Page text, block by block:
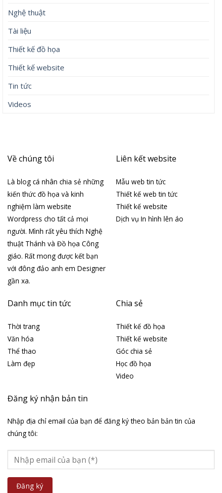
Nghệ thuật
Tài liệu
Thiết kế đồ họa
Thiết kế website
Tin tức
Videos
Về chúng tôi
Là blog cá nhân chia sẻ những
kiến thức đồ họa và kinh
nghiệm làm website
Wordpress cho tất cả mọi
người. Mình rất yêu thích Nghệ
thuật Thánh và Đồ họa Công
giáo. Rất mong được kết bạn
với đông đảo anh em Designer
gần xa.
Liên kết website
Mẫu web tin tức
Thiết kế web tin tức
Thiết kế website
Dịch vụ In hình lên áo
Danh mục tin tức
Thời trang
Văn hóa
Thể thao
Làm đẹp
Chia sẻ
Thiết kế đồ họa
Thiết kế website
Góc chia sẻ
Học đồ họa
Video
Đăng ký nhận bản tin
Nhập địa chỉ email của bạn để đăng ký theo bản bản tin của
chúng tôi: